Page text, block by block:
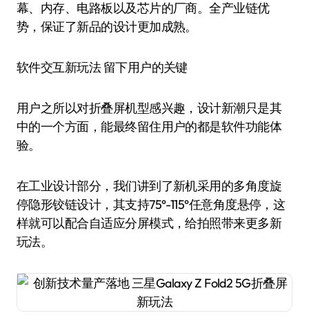
幕、内存、电路板以及芯片的厂商。全产业链优
势，保证了新品的设计更加成熟。
软件交互新玩法 留下用户的关键
用户之所以对折叠屏机型感兴趣，设计新潮只是其
中的一个方面，能最终留住用户的都是软件功能体
验。
在工业设计部分，我们讲到了新机采用的多角度旋
停隐形铰链设计，其支持75°-115°任意角度悬停，这
样就可以配合自适应分屏模式，给拍照带来更多新
玩法。